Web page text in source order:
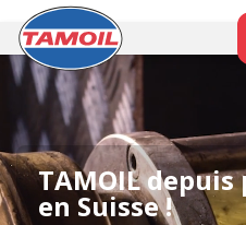
TAMOIL depuis
en Suisse !